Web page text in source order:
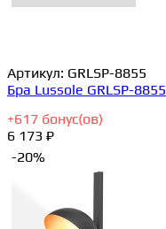
Артикул: GRLSP-8855
Бра Lussole GRLSP-8855
+617 бонус(ов)
6 173 ₽
-20%